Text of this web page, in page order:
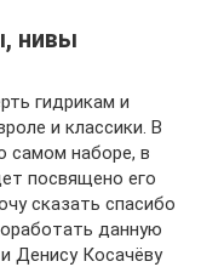
нивы
гидрикам и
и классики. В
самом наборе, в
посвящено его
сказать спасибо
данную
Денису Косачёву